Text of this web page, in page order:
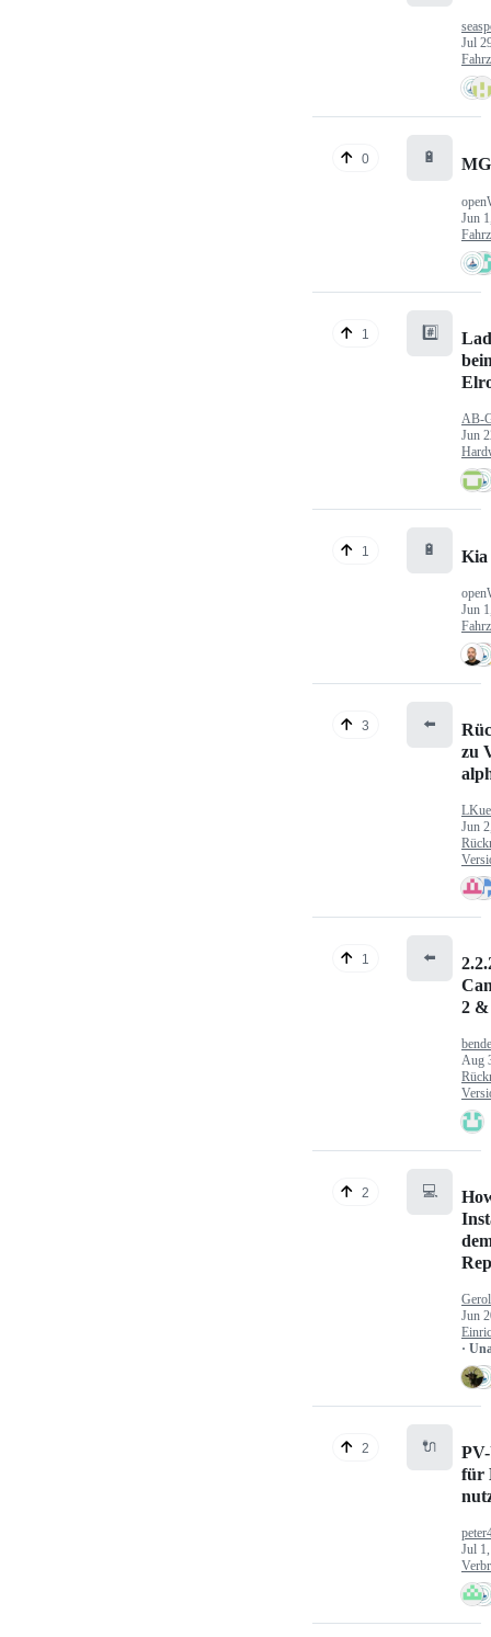
Jul
0 🔋
Jun
1 #️⃣
AB-
Jun
1 🔋 Kia
Jun
3 ⬅️
zu
Jun
1 ⬅️
2 &
Aug
2 💻
Jun
·
2 🔌
für
Jul